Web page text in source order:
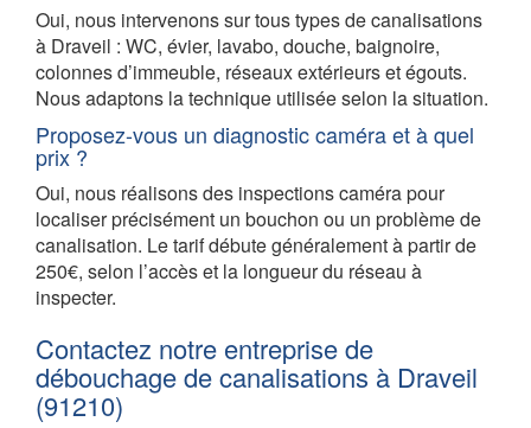
Oui, nous intervenons sur tous types de canalisations
à Draveil : WC, évier, lavabo, douche, baignoire,
colonnes d’immeuble, réseaux extérieurs et égouts.
Nous adaptons la technique utilisée selon la situation.
Proposez-vous un diagnostic caméra et à quel
prix ?
Oui, nous réalisons des inspections caméra pour
localiser précisément un bouchon ou un problème de
canalisation. Le tarif débute généralement à partir de
250€, selon l’accès et la longueur du réseau à
inspecter.
Contactez notre entreprise de
débouchage de canalisations à Draveil
(91210)